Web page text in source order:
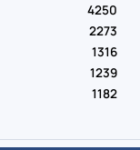
4250
2273
1316
1239
1182